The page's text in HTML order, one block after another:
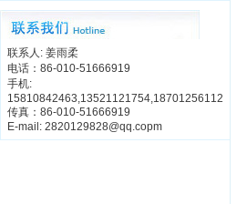
联系人: 姜雨柔
电话：86-010-51666919
手机:
15810842463,13521121754,18701256112
传真：86-010-51666919
E-mail: 2820129828@qq.copm